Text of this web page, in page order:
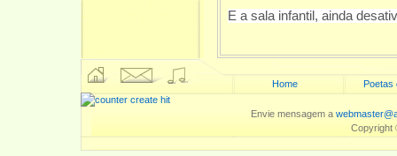
E a sala infantil, ainda
Home Poetas
Envie mensagem a
Copyright